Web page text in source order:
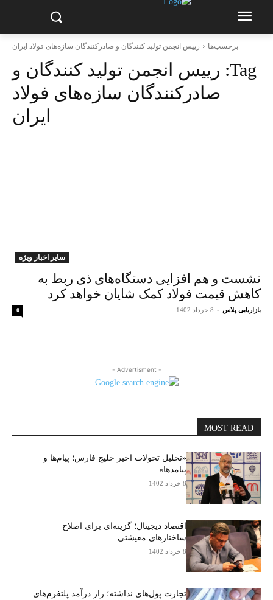
برچسب‌ها رییس انجمن تولید کنندگان و صادرکنندگان سازه‌های فولاد ایران
Tag: رییس انجمن تولید کنندگان و
صادرکنندگان سازه‌های فولاد
ایران
سایر اخبار ویژه
نشست و هم افزایی دستگاه‌های ذی ربط به
کاهش قیمت فولاد کمک شایان خواهد کرد
بازاریابی پلاس - 8 خرداد 1402 0
- Advertisment -
MOST READ
«تحلیل تحولات اخیر خلیج فارس؛ پیام‌ها و
پیامدها»
8 خرداد 1402
اقتصاد دیجیتال؛ گزینه‌ای برای اصلاح
ساختارهای معیشتی
8 خرداد 1402
تجارت پول‌های نداشته؛ راز درآمد پلتفرم‌های